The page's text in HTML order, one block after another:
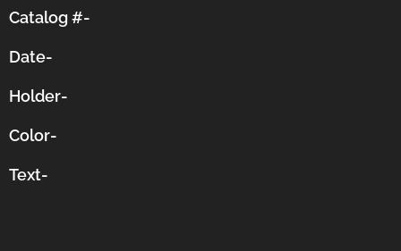
Catalog #-
Date-
Holder-
Color-
Text-